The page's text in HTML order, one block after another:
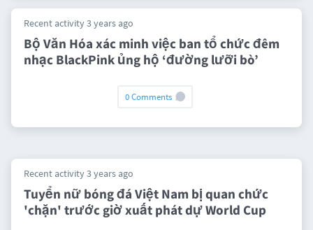
Recent activity 3 years ago
Bộ Văn Hóa xác minh việc ban tổ chức đêm
nhạc BlackPink ủng hộ ‘đường lưỡi bò’
0 Comments
Recent activity 3 years ago
Tuyển nữ bóng đá Việt Nam bị quan chức
'chặn' trước giờ xuất phát dự World Cup